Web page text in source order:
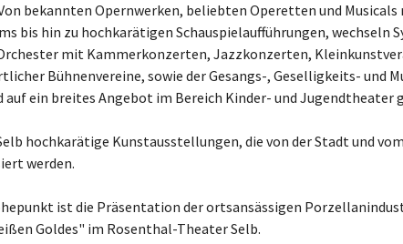
bekannten Opernwerken, beliebten Operetten und Musicals
bis hin zu hochkarätigen Schauspielaufführungen, wechseln
mit Kammerkonzerten, Jazzkonzerten,
Bühnenvereine, sowie der Gesangs-, Geselligkeits- und
auf ein breites Angebot im Bereich Kinder- und Jugendtheater
hochkarätige Kunstausstellungen, die von der Stadt und
werden.
ist die Präsentation der ortsansässigen
Goldes" im Rosenthal-Theater Selb.